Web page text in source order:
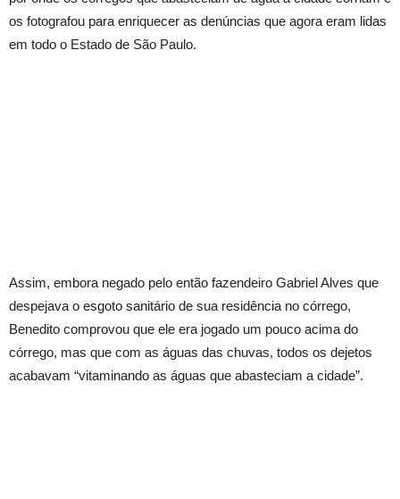
os fotografou para enriquecer as denúncias que agora eram lidas
em todo o Estado de São Paulo.
Assim, embora negado pelo então fazendeiro Gabriel Alves que
despejava o esgoto sanitário de sua residência no córrego,
Benedito comprovou que ele era jogado um pouco acima do
córrego, mas que com as águas das chuvas, todos os dejetos
acabavam “vitaminando as águas que abasteciam a cidade”.